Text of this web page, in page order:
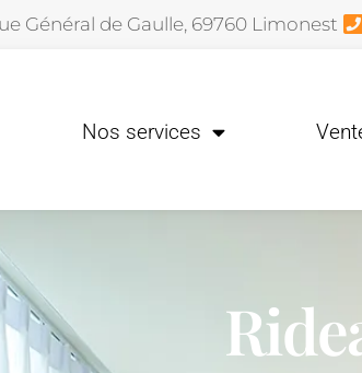
Général de Gaulle, 69760 Limonest
Nos services